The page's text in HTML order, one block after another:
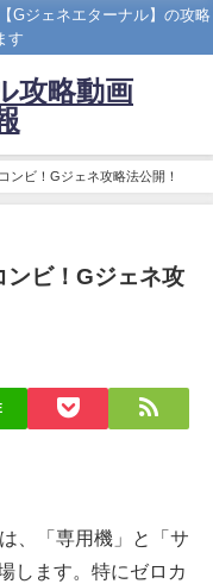
Gジェネエターナル】の攻略
す
攻略動画
ンビ！Gジェネ攻略法公開！
ンビ！Gジェネ攻
、「専用機」と「サ
します。特にゼロカ